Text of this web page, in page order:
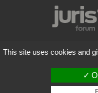
Conditions
This site uses cookies and
✓